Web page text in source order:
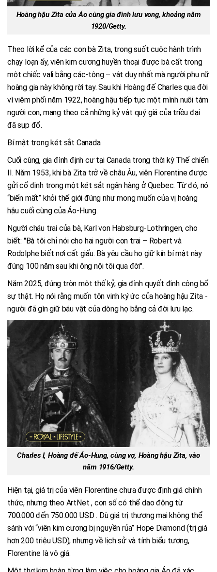
Hoàng hậu Zita của Áo cùng gia đình lưu vong, khoảng năm
1920/Getty.
Theo lời kể của các con bà Zita, trong suốt cuộc hành trình
chạy loạn ấy, viên kim cương huyền thoại được bà cất trong
một chiếc vali bằng các-tông – vật duy nhất mà người phụ nữ
hoàng gia này không rời tay. Sau khi Hoàng đế Charles qua đời
vì viêm phổi năm 1922, hoàng hậu tiếp tục một mình nuôi tám
người con, mang theo cả những kỷ vật quý giá của triều đại
đã sụp đổ.
Bí mật trong két sắt Canada
Cuối cùng, gia đình định cư tại Canada trong thời kỳ Thế chiến
II. Năm 1953, khi bà Zita trở về châu Âu, viên Florentine được
gửi cố định trong một két sắt ngân hàng ở Quebec. Từ đó, nó
“biến mất” khỏi thế giới đúng như mong muốn của vị hoàng
hậu cuối cùng của Áo-Hung.
Người cháu trai của bà, Karl von Habsburg-Lothringen, cho
biết: "Bà tôi chỉ nói cho hai người con trai – Robert và
Rodolphe biết nơi cất giấu. Bà yêu cầu họ giữ kín bí mật này
đúng 100 năm sau khi ông nội tôi qua đời".
Năm 2025, đúng tròn một thế kỷ, gia đình quyết định công bố
sự thật. Họ nói rằng muốn tôn vinh ký ức của hoàng hậu Zita -
người đã gìn giữ báu vật của dòng họ bằng cả đời lưu lạc.
Charles I, Hoàng đế Áo-Hung, cùng vợ, Hoàng hậu Zita, vào
năm 1916/Getty.
Hiện tại, giá trị của viên Florentine chưa được định giá chính
thức, nhưng theo ArtNet , con số có thể dao động từ
700.000 đến 750.000 USD . Dù giá trị thương mại không thể
sánh với “viên kim cương bị nguyền rủa” Hope Diamond (trị giá
hơn 200 triệu USD), nhưng về lịch sử và tính biểu tượng,
Florentine là vô giá.